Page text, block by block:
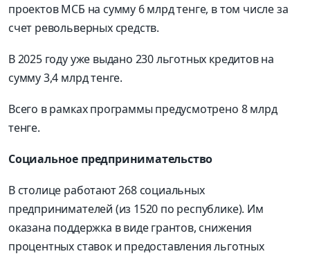
проектов МСБ на сумму 6 млрд тенге, в том числе за
счет револьверных средств.
В 2025 году уже выдано 230 льготных кредитов на
сумму 3,4 млрд тенге.
Всего в рамках программы предусмотрено 8 млрд
тенге.
Социальное предпринимательство
В столице работают 268 социальных
предпринимателей (из 1520 по республике). Им
оказана поддержка в виде грантов, снижения
процентных ставок и предоставления льготных